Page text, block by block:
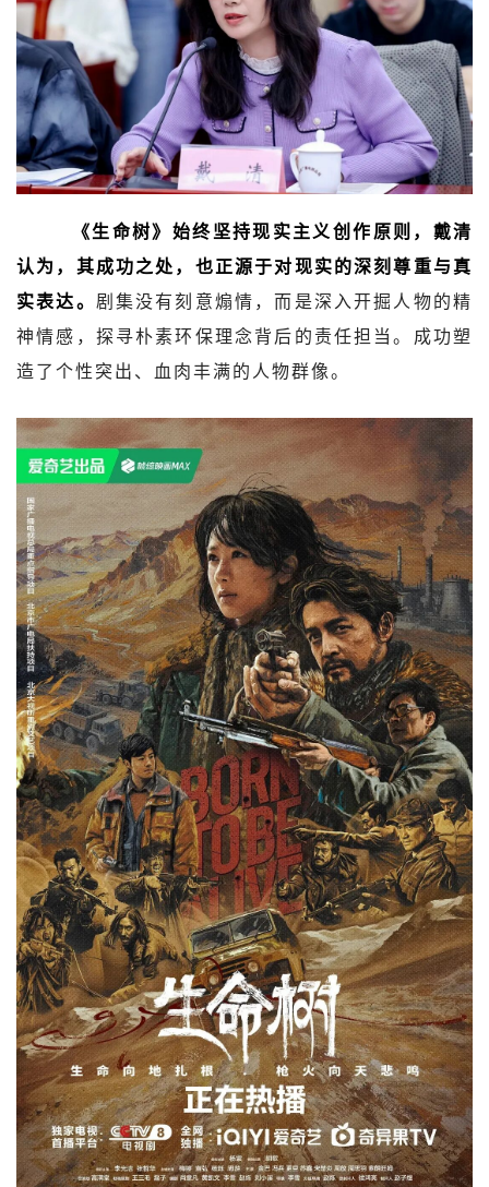
《生命树》始终坚持现实主义创作原则，戴清
认为，其成功之处，也正源于对现实的深刻尊重与真
实表达。 剧集没有刻意煽情，而是深入开掘人物的精
神情感，探寻朴素环保理念背后的责任担当。成功塑
造了个性突出、血肉丰满的人物群像。